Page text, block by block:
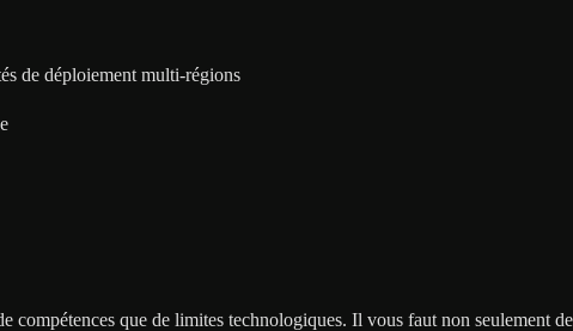
de déploiement multi-régions
compétences que de limites technologiques. Il vous faut non seulement